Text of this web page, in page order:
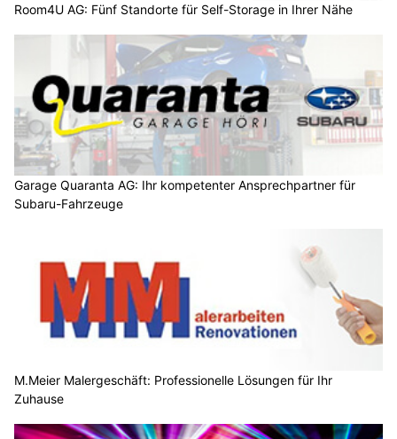
Room4U AG: Fünf Standorte für Self-Storage in Ihrer Nähe
Garage Quaranta AG: Ihr kompetenter Ansprechpartner für
Subaru-Fahrzeuge
M.Meier Malergeschäft: Professionelle Lösungen für Ihr
Zuhause